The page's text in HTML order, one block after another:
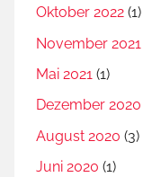
Oktober 2022 (1)
November 2021
Mai 2021 (1)
Dezember 2020
August 2020 (3)
Juni 2020 (1)